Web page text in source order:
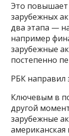
Это повышает
зарубежных
два этапа —
например
зарубежные
постепенно
РБК направил
Ключевым в
другой
зарубежные
американская